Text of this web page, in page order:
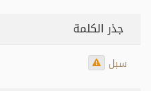
جذر الكلمة
سبل